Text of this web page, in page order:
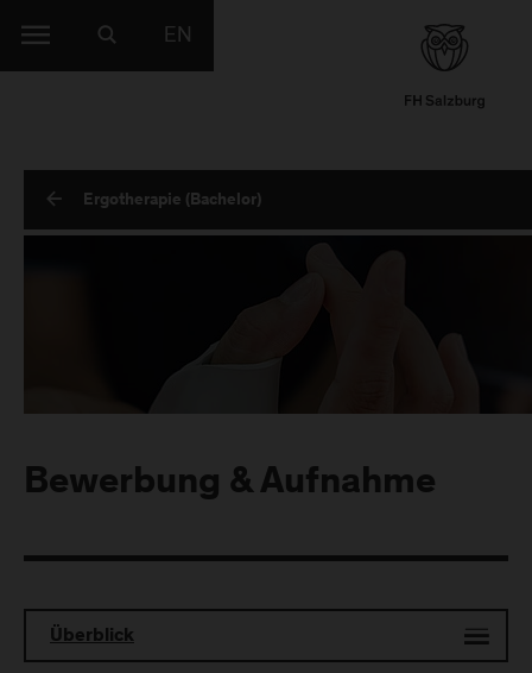
EN
Ergotherapie (Bachelor)
Bewerbung & Aufnahme
Überblick